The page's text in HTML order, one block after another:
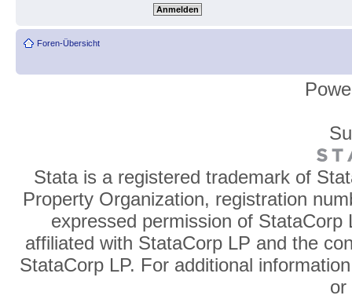
Foren-Übersicht
Stata is a registered trademark of
Property Organization, registration
expressed permission of
affiliated with StataCorp LP and the
StataCorp LP. For additional
or